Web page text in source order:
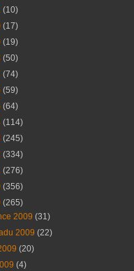
(10)
(17)
(19)
(50)
(74)
(59)
(64)
(114)
(245)
(334)
(276)
(356)
(265)
2009(31)
2009(22)
(20)
(4)